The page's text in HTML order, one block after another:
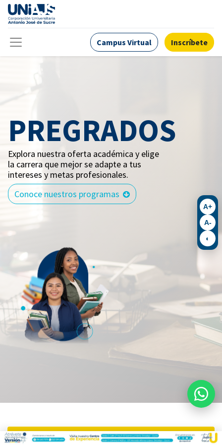
Campus Virtual Inscríbete
PREGRADOS
Explora nuestra oferta académica y elige
la carrera que mejor se adapte a tus
intereses y metas profesionales.
Conoce nuestros programas
Facultad de Ciencias
A+
A-
◐